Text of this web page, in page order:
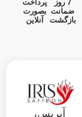
7 روز
ضمانت
بازگشت
پرداخت
بصورت
آنلاین
آیریس،